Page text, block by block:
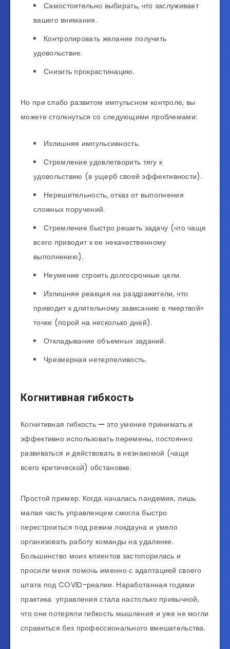
Самостоятельно выбирать, что заслуживает
вашего внимания.
Контролировать желание получить
удовольствие.
Снизить прокрастинацию.
Но при слабо развитом импульсном контроле, вы
можете столкнуться со следующими проблемами:
Излишняя импульсивность.
Стремление удовлетворить тягу к
удовольствию (в ущерб своей эффективности).
Нерешительность, отказ от выполнения
сложных поручений.
Стремление быстро решить задачу (что чаще
всего приводит к ее некачественному
выполнению).
Неумение строить долгосрочные цели.
Излишняя реакция на раздражители, что
приводит к длительному зависанию в «мертвой»
точке (порой на несколько дней).
Откладывание объемных заданий.
Чрезмерная нетерпеливость.
Когнитивная гибкость
Когнитивная гибкость — это умение принимать и
эффективно использовать перемены, постоянно
развиваться и действовать в незнакомой (чаще
всего критической) обстановке.
Простой пример. Когда началась пандемия, лишь
малая часть управленцем смогла быстро
перестроиться под режим локдауна и умело
организовать работу команды на удаленке.
Большинство моих клиентов застопорилась и
просили меня помочь именно с адаптацией своего
штата под COVID-реалии. Наработанная годами
практика управления стала настолько привычной,
что они потеряли гибкость мышления и уже не могли
справиться без профессионального вмешательства.